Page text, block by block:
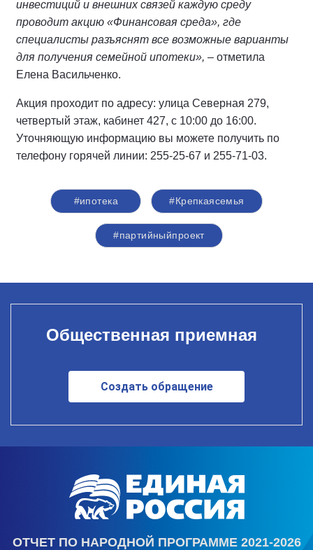
инвестиций и внешних связей каждую среду
проводит акцию «Финансовая среда», где
специалисты разъяснят все возможные варианты
для получения семейной ипотеки», ‒ отметила
Елена Васильченко.
Акция проходит по адресу: улица Северная 279,
четвертый этаж, кабинет 427, с 10:00 до 16:00.
Уточняющую информацию вы можете получить по
телефону горячей линии: 255-25-67 и 255-71-03.
#ипотека #Крепкаясемья
#партийныйпроект
Общественная приемная
Создать обращение
ОТЧЕТ ПО НАРОДНОЙ ПРОГРАММЕ 2021-2026